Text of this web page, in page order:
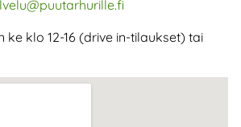
klo 12-16 (drive in-tilaukset) tai